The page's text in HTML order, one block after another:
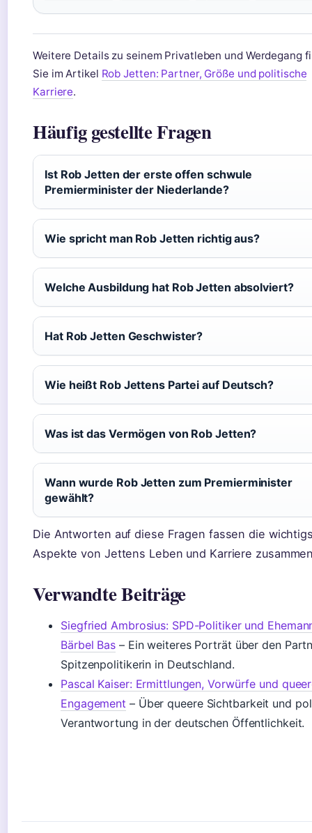
Weitere Details zu seinem Privatleben und Werdegang
Sie im Artikel Rob Jetten: Partner, Größe und politische
Karriere.
Häufig gestellte Fragen
Ist Rob Jetten der erste offen schwule
Premierminister der Niederlande?
Wie spricht man Rob Jetten richtig aus?
Welche Ausbildung hat Rob Jetten absolviert?
Hat Rob Jetten Geschwister?
Wie heißt Rob Jettens Partei auf Deutsch?
Was ist das Vermögen von Rob Jetten?
Wann wurde Rob Jetten zum Premierminister
gewählt?
Die Antworten auf diese Fragen fassen die
Aspekte von Jettens Leben und Karriere
Verwandte Beiträge
Siegfried Ambrosius: SPD-Politiker und
Bärbel Bas – Ein weiteres Porträt über den
Spitzenpolitikerin in Deutschland.
Pascal Kaiser: Ermittlungen, Vorwürfe und
Engagement – Über queere Sichtbarkeit und
Verantwortung in der deutschen Öffentlichkeit.